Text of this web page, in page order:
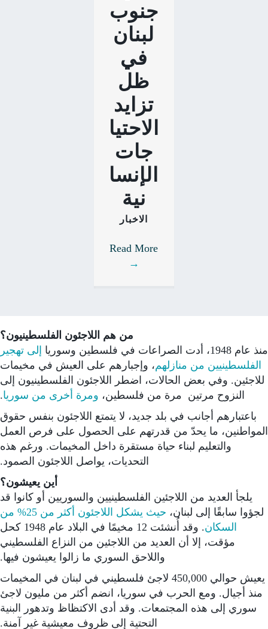
جنوب
لبنان
في
ظل
تزايد
الاحتيا
جات
الإنسا
نية
الاخبار
Read More
→
من هم اللاجئون الفلسطينيون؟
1948، أدت الصراعات في فلسطين وسوريا
إلى تهجير
الفلسطينيين من منازلهم، وإجبارهم على العيش في مخيمات
للاجئين. وفي بعض الحالات، اضطر اللاجئون الفلسطينيون إلى
النزوح مرتين مرة من فلسطين، ومرة أخرى من سوريا.
باعتبارهم أجانب في بلد جديد، لا يتمتع اللاجئون بنفس حقوق
ما يحدّ من قدرتهم على الحصول على فرص العمل
والتعليم لبناء حياة مستقرة داخل المخيمات. ورغم هذه
التحديات، يواصل اللاجئون الصمود.
أين يعيشون؟
يلجأ العديد من اللاجئين الفلسطينيين والسوريين أو كانوا قد
لجؤوا سابقًا إلى لبنان،
حيث يشكل اللاجئون أكثر من 25% من
السكان
. وقد أُنشئت 12 مخيمًا في البلاد عام 1948 كحل
مؤقت، إلا أن العديد من اللاجئين من النزاع الفلسطيني
واللاحق السوري ما زالوا يعيشون فيها.
يعيش حوالي 450,000 لاجئ فلسطيني في لبنان في المخيمات
منذ أجيال. ومع الحرب في سوريا، انضم أكثر من مليون لاجئ
سوري إلى هذه المجتمعات. وقد أدى الاكتظاظ وتدهور البنية
التحتية إلى ظروف معيشية غير آمنة.